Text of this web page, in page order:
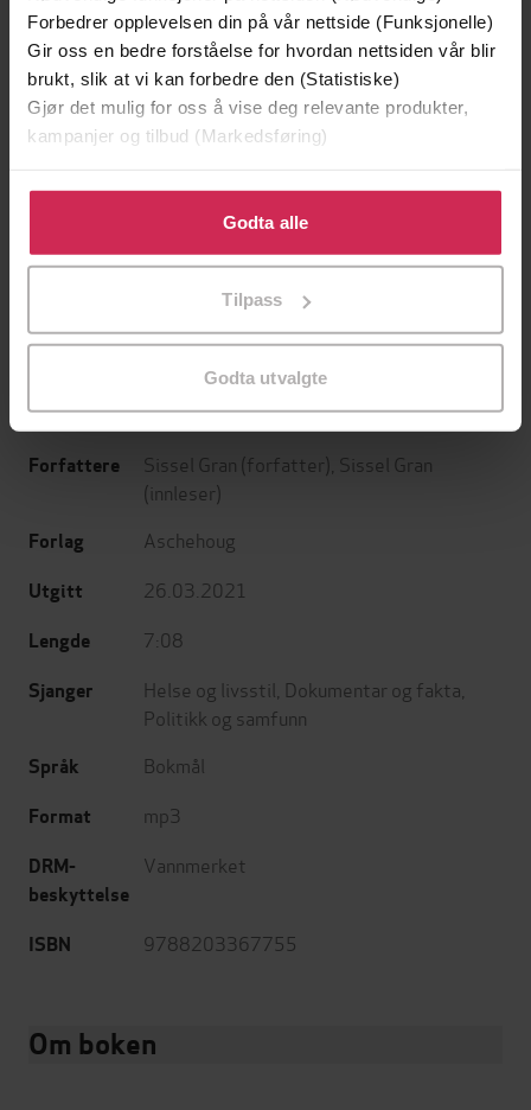
Forbedrer opplevelsen din på vår nettside (Funksjonelle)
Gir oss en bedre forståelse for hvordan nettsiden vår blir
brukt, slik at vi kan forbedre den (Statistiske)
Gjør det mulig for oss å vise deg relevante produkter,
kampanjer og tilbud (Markedsføring)
Klikk på «Godta alle» for å gi oss ditt samtykke til å
bruke cookies for alle disse formålene. Du kan også
tilpasse ditt samtykke til spesifikke formål ved å klikke
Godta alle
Tilpass
Godta utvalgte
299,-
Jo Nesbø
399,-
Jussi Adler-Olsen
Undertittel kjøttets higen i liv og litteratur
Forfattere Sissel Gran (forfatter), Sissel Gran
(innleser)
Forlag Aschehoug
Utgitt 26.03.2021
Lengde 7:08
Sjanger Helse og livsstil Dokumentar og fakta
Politikk og samfunn
Språk Bokmål
Format mp3
DRM-
beskyttelse
Vannmerket
ISBN 9788203367755
Om boken